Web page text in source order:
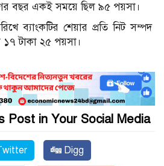
বছর একই সময়ে ছিল ৯৫ পয়সা।
ব্যাংকটির শেয়ার প্রতি নিট সম্পদ
টাকা ২৫ পয়সা।
Post in Your Social Media
Digg